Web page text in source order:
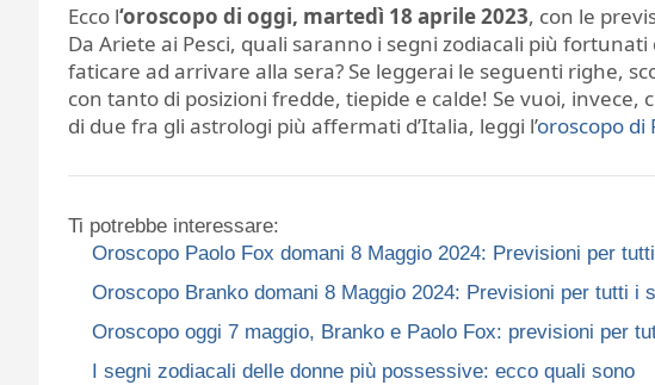
Ecco l‘oroscopo di oggi, martedì 18 aprile 2023, con le
Da Ariete ai Pesci, quali saranno i segni zodiacali più
faticare ad arrivare alla sera? Se leggerai le seguenti righe,
con tanto di posizioni fredde, tiepide e calde! Se vuoi, invece,
di due fra gli astrologi più affermati d’Italia, leggi l’oroscopo di
Ti potrebbe interessare:
Oroscopo Paolo Fox domani 8 Maggio 2024: Previsioni per
Oroscopo Branko domani 8 Maggio 2024: Previsioni per tutti i
Oroscopo oggi 7 maggio, Branko e Paolo Fox: previsioni per
I segni zodiacali delle donne più possessive: ecco quali sono